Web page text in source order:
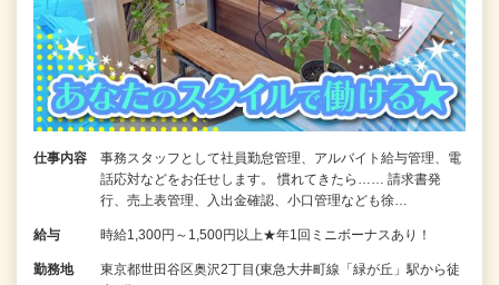
仕事内容
事務スタッフとして社員勤怠管理、アルバイト給与管理、電
話応対などをお任せします。 慣れてきたら…… 請求書発
行、売上表管理、入出金確認、小口管理なども徐…
給与 時給1,300円～1,500円以上★年1回ミニボーナスあり！
勤務地
東京都世田谷区奥沢2丁目(東急大井町線「緑が丘」駅から徒